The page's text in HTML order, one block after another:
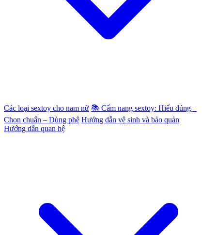
Các loại sextoy cho nam nữ 📚 Cẩm nang sextoy: Hiểu đúng –
Chọn chuẩn – Dùng phê Hướng dẫn vệ sinh và bảo quản
Hướng dẫn quan hệ